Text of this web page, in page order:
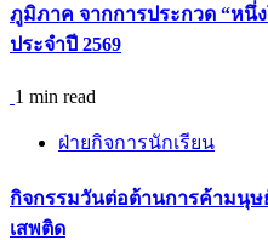
ภูมิภาค จากการประกวด “หนึ่
ประจำปี 2569
1 min read
ฝ่ายกิจการนักเรียน
กิจกรรม​วันต่อต้านการค้ามนุ
เสพติด